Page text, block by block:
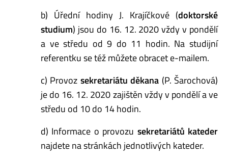
b) Úřední hodiny J. Krajíčkové (doktorské
studium) jsou do 16. 12. 2020 vždy v pondělí
a ve středu od 9 do 11 hodin. Na studijní
referentku se též můžete obracet e-mailem.
c) Provoz sekretariátu děkana (P. Šarochová)
je do 16. 12. 2020 zajištěn vždy v pondělí a ve
středu od 10 do 14 hodin.
d) Informace o provozu sekretariátů kateder
najdete na stránkách jednotlivých kateder.